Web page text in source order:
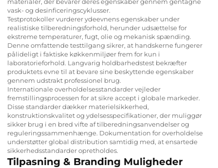
vask- og desinficeringscyklusser.
Testprotokoller vurderer ydeevnens egenskaber under
realistiske tilberedningsforhold, herunder udsættelse for
ekstreme temperaturer, fugt, olie og mekanisk spænding.
Denne omfattende testtilgang sikrer, at handskerne fungerer
pålideligt i faktiske køkkenmiljøer frem for kun i
laboratorieforhold. Langvarig holdbarhedstest bekræfter
produktets evne til at bevare sine beskyttende egenskaber
gennem udstrakt professionel brug.
Internationale overholdelsesstandarder vejleder
fremstillingsprocessen for at sikre accept i globale markeder.
Disse standarder dækker materielsikkerhed,
konstruktionskvalitet og ydelsesspecifikationer, der muliggør
sikker brug i en bred vifte af tilberedningsanvendelser og
reguleringssammenhænge. Dokumentation for overholdelse
understøtter global distribution samtidig med, at ensartede
sikkerhedsstandarder opretholdes.
Tilpasning & Branding Muligheder